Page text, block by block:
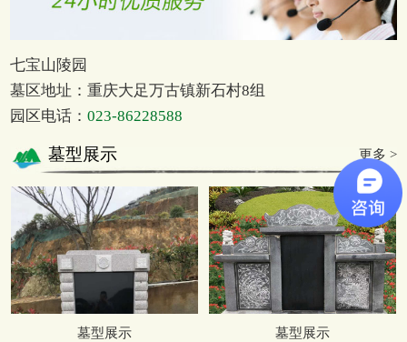
七宝山陵园
墓区地址：重庆大足万古镇新石村8组
园区电话：023-86228588
墓型展示 更多 >
墓型展示 墓型展示